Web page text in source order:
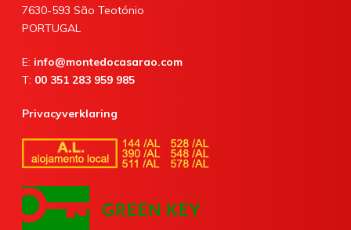
7630-593 São Teotónio
PORTUGAL
E: info@montedocasarao.com
T: 00 351 283 959 985
Privacyverklaring